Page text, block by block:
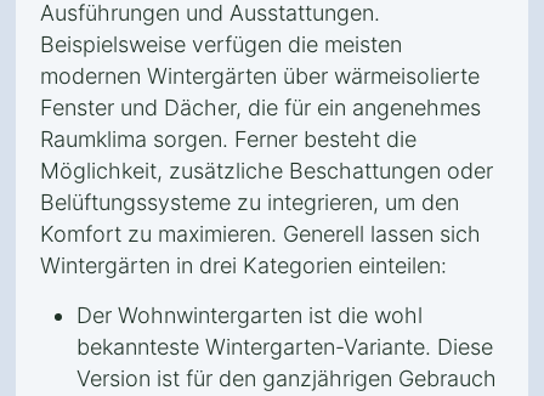
Ausführungen und Ausstattungen.
Beispielsweise verfügen die meisten
modernen Wintergärten über wärmeisolierte
Fenster und Dächer, die für ein angenehmes
Raumklima sorgen. Ferner besteht die
Möglichkeit, zusätzliche Beschattungen oder
Belüftungssysteme zu integrieren, um den
Komfort zu maximieren. Generell lassen sich
Wintergärten in drei Kategorien einteilen:
Der Wohnwintergarten ist die wohl
bekannteste Wintergarten-Variante. Diese
Version ist für den ganzjährigen Gebrauch